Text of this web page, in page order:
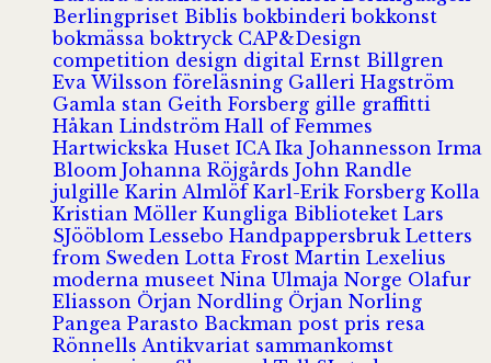
Berlingpriset Biblisbokbinderibokkonst
bokmässaboktryck CAP&Design
competition design digital Ernst Billgren
Eva Wilsson föreläsning Galleri Hagström
Gamla stan Geith Forsberg gille graffitti
Håkan Lindström Hall of Femmes
Hartwickska Huset ICA Ika Johannesson Irma
Bloom Johanna Röjgårds John Randle
julgille Karin Almlöf Karl-Erik Forsberg Kolla
Kristian Möller Kungliga Biblioteket Lars
SJööblom Lessebo Handpappersbruk Letters
from Sweden Lotta Frost Martin Lexelius
moderna museet Nina Ulmaja Norge Olafur
Eliasson Örjan Nordling Örjan Norling
Pangea Parasto Backman post pris resa
Rönnells Antikvariat sammankomst